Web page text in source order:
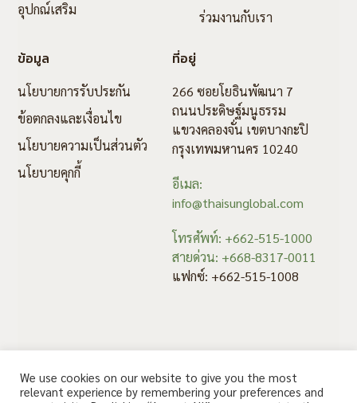
อุปกณ์เสริม
ร่วมงานกับเรา
ข้อมูล
นโยบายการรับประกัน
ข้อตกลงและเงื่อนไข
นโยบายความเป็นส่วนตัว
นโยบายคุกกี้
ที่อยู่
266 ซอยโยธินพัฒนา 7
ถนนประดิษฐ์มนูธรรม
แขวงคลองจั่น เขตบางกะปิ
กรุงเทพมหานคร 10240
อีเมล:
info@thaisunglobal.com
โทรศัพท์: +662-515-1000
สายด่วน: +668-8317-0011
แฟกซ์: +662-515-1008
We use cookies on our website to give you the most
relevant experience by remembering your preferences and